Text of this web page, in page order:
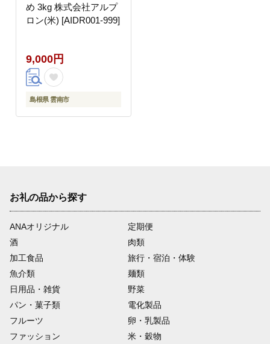
め 3kg 株式会社アルプ
ロン(米) [AIDR001-999]
9,000円
島根県 雲南市
お礼の品から探す
ANAオリジナル
定期便
酒
肉類
加工食品
旅行・宿泊・体験
魚介類
麺類
日用品・雑貨
野菜
パン・菓子類
電化製品
フルーツ
卵・乳製品
ファッション
米・穀物